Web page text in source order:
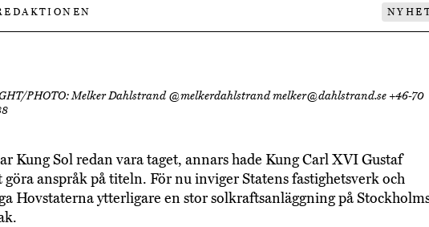
PHOTO: Melker Dahlstrand @melkerdahlstrand melker@dahlstrand.se +46-70
Kung Sol redan vara taget, annars hade Kung Carl XVI Gustaf
anspråk på titeln. För nu inviger Statens fastighetsverk och
Hovstaterna ytterligare en stor solkraftsanläggning på